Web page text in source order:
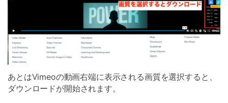
あとはVimeoの動画右端に表示される画質を選択すると、
ダウンロードが開始されます。